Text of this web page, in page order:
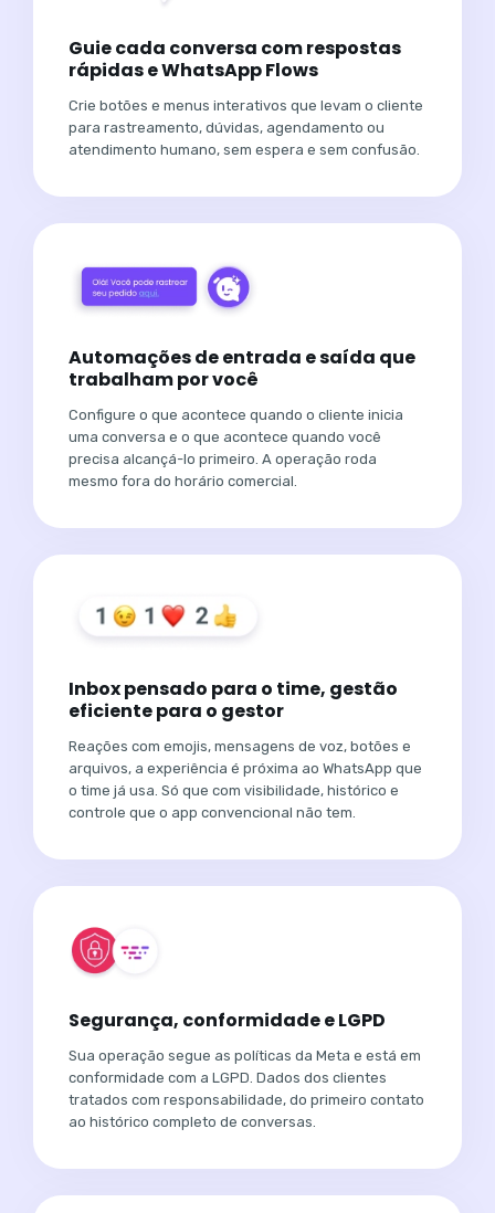
Guie cada conversa com respostas
rápidas e WhatsApp Flows
Crie botões e menus interativos que levam o cliente
para rastreamento, dúvidas, agendamento ou
atendimento humano, sem espera e sem confusão.
Automações de entrada e saída que
trabalham por você
Configure o que acontece quando o cliente inicia
uma conversa e o que acontece quando você
precisa alcançá-lo primeiro. A operação roda
mesmo fora do horário comercial.
Inbox pensado para o time, gestão
eficiente para o gestor
Reações com emojis, mensagens de voz, botões e
arquivos, a experiência é próxima ao WhatsApp que
o time já usa. Só que com visibilidade, histórico e
controle que o app convencional não tem.
Segurança, conformidade e LGPD
Sua operação segue as políticas da Meta e está em
conformidade com a LGPD. Dados dos clientes
tratados com responsabilidade, do primeiro contato
ao histórico completo de conversas.